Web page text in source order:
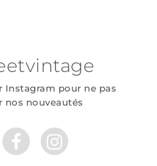
Instagram pour ne pas
nos nouveautés